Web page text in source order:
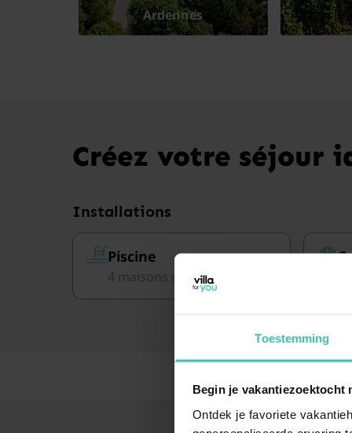
Toestemming
Begin je vakantiezoektocht
Ontdek je favoriete
Ardennes
Créez votre séjour
Installations
Piscine
4 maisons de vacances